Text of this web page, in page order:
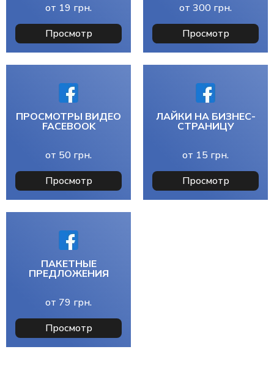
от 19 грн.
Просмотр
от 300 грн.
Просмотр
ПРОСМОТРЫ ВИДЕО
FACEBOOK
от 50 грн.
Просмотр
ЛАЙКИ НА БИЗНЕС-
СТРАНИЦУ
от 15 грн.
Просмотр
ПАКЕТНЫЕ
ПРЕДЛОЖЕНИЯ
от 79 грн.
Просмотр